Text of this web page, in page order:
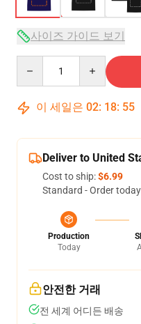
사이즈 가이드 보기
이 세일은 02: 18: 54
Deliver to United
Cost to ship:$6.99
Standard - Order
Production
Today
안전한 거래
전 세계 어디든 배송